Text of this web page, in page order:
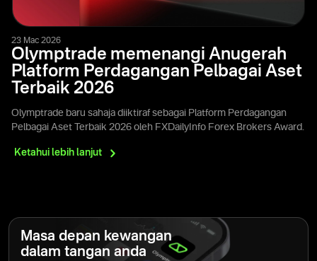
23 Mac 2026
Olymptrade memenangi Anugerah
Platform Perdagangan Pelbagai Aset
Terbaik 2026
Olymptrade baru sahaja diiktiraf sebagai Platform Perdagangan
Pelbagai Aset Terbaik 2026 oleh FXDailyInfo Forex Brokers Award.
Ketahui lebih lanjut
Masa depan kewangan
dalam tangan anda